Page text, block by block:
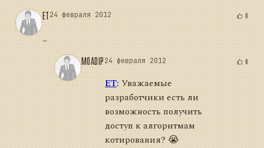
ET24 февраля 2012 0
_
MOADIP24 февраля 2012 0
ET: Уважаемые
разработчики есть ли
возможность получить
доступ к алгоритмам
котирования? 😭